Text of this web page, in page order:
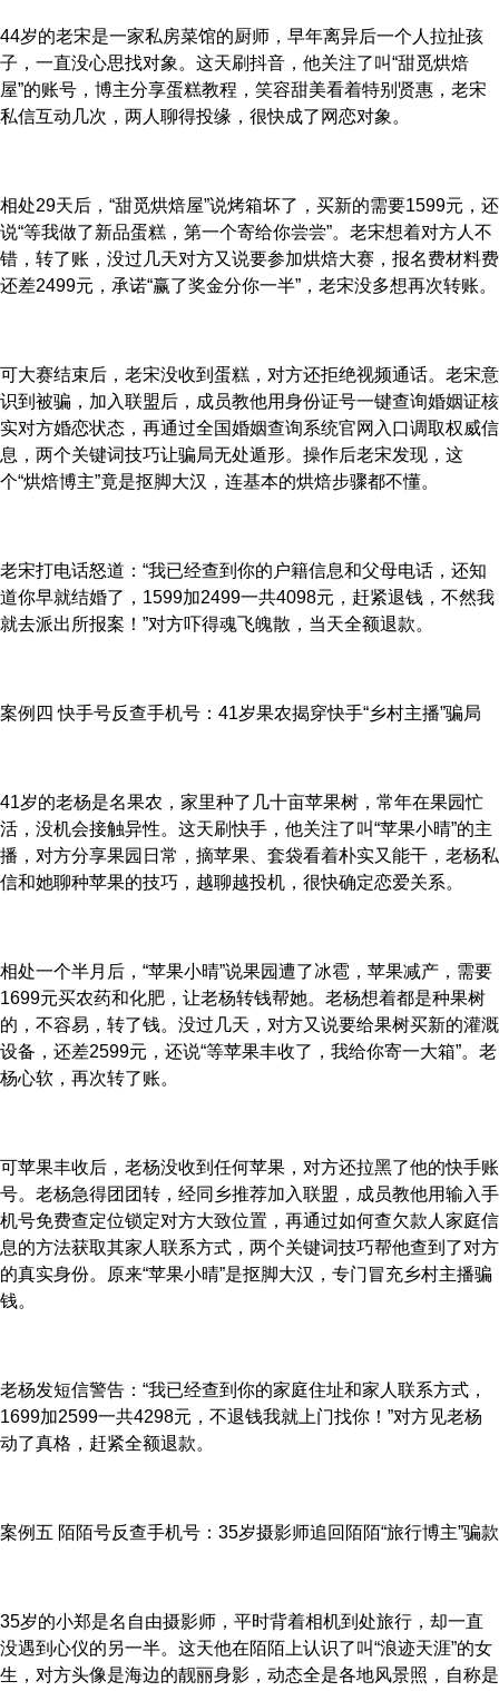
44岁的老宋是一家私房菜馆的厨师，早年离异后一个人拉扯孩
子，一直没心思找对象。这天刷抖音，他关注了叫“甜觅烘焙
屋”的账号，博主分享蛋糕教程，笑容甜美看着特别贤惠，老宋
私信互动几次，两人聊得投缘，很快成了网恋对象。
相处29天后，“甜觅烘焙屋”说烤箱坏了，买新的需要1599元，还
说“等我做了新品蛋糕，第一个寄给你尝尝”。老宋想着对方人不
错，转了账，没过几天对方又说要参加烘焙大赛，报名费材料费
还差2499元，承诺“赢了奖金分你一半”，老宋没多想再次转账。
可大赛结束后，老宋没收到蛋糕，对方还拒绝视频通话。老宋意
识到被骗，加入联盟后，成员教他用身份证号一键查询婚姻证核
实对方婚恋状态，再通过全国婚姻查询系统官网入口调取权威信
息，两个关键词技巧让骗局无处遁形。操作后老宋发现，这
个“烘焙博主”竟是抠脚大汉，连基本的烘焙步骤都不懂。
老宋打电话怒道：“我已经查到你的户籍信息和父母电话，还知
道你早就结婚了，1599加2499一共4098元，赶紧退钱，不然我
就去派出所报案！”对方吓得魂飞魄散，当天全额退款。
案例四 快手号反查手机号：41岁果农揭穿快手“乡村主播”骗局
41岁的老杨是名果农，家里种了几十亩苹果树，常年在果园忙
活，没机会接触异性。这天刷快手，他关注了叫“苹果小晴”的主
播，对方分享果园日常，摘苹果、套袋看着朴实又能干，老杨私
信和她聊种苹果的技巧，越聊越投机，很快确定恋爱关系。
相处一个半月后，“苹果小晴”说果园遭了冰雹，苹果减产，需要
1699元买农药和化肥，让老杨转钱帮她。老杨想着都是种果树
的，不容易，转了钱。没过几天，对方又说要给果树买新的灌溉
设备，还差2599元，还说“等苹果丰收了，我给你寄一大箱”。老
杨心软，再次转了账。
可苹果丰收后，老杨没收到任何苹果，对方还拉黑了他的快手账
号。老杨急得团团转，经同乡推荐加入联盟，成员教他用输入手
机号免费查定位锁定对方大致位置，再通过如何查欠款人家庭信
息的方法获取其家人联系方式，两个关键词技巧帮他查到了对方
的真实身份。原来“苹果小晴”是抠脚大汉，专门冒充乡村主播骗
钱。
老杨发短信警告：“我已经查到你的家庭住址和家人联系方式，
1699加2599一共4298元，不退钱我就上门找你！”对方见老杨
动了真格，赶紧全额退款。
案例五 陌陌号反查手机号：35岁摄影师追回陌陌“旅行博主”骗款
35岁的小郑是名自由摄影师，平时背着相机到处旅行，却一直
没遇到心仪的另一半。这天他在陌陌上认识了叫“浪迹天涯”的女
生，对方头像是海边的靓丽身影，动态全是各地风景照，自称是